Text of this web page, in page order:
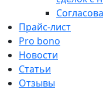
Прайс-лист
Pro bono
Новости
Статьи
Отзывы